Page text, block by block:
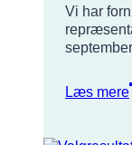
Vi har
Læs meretil